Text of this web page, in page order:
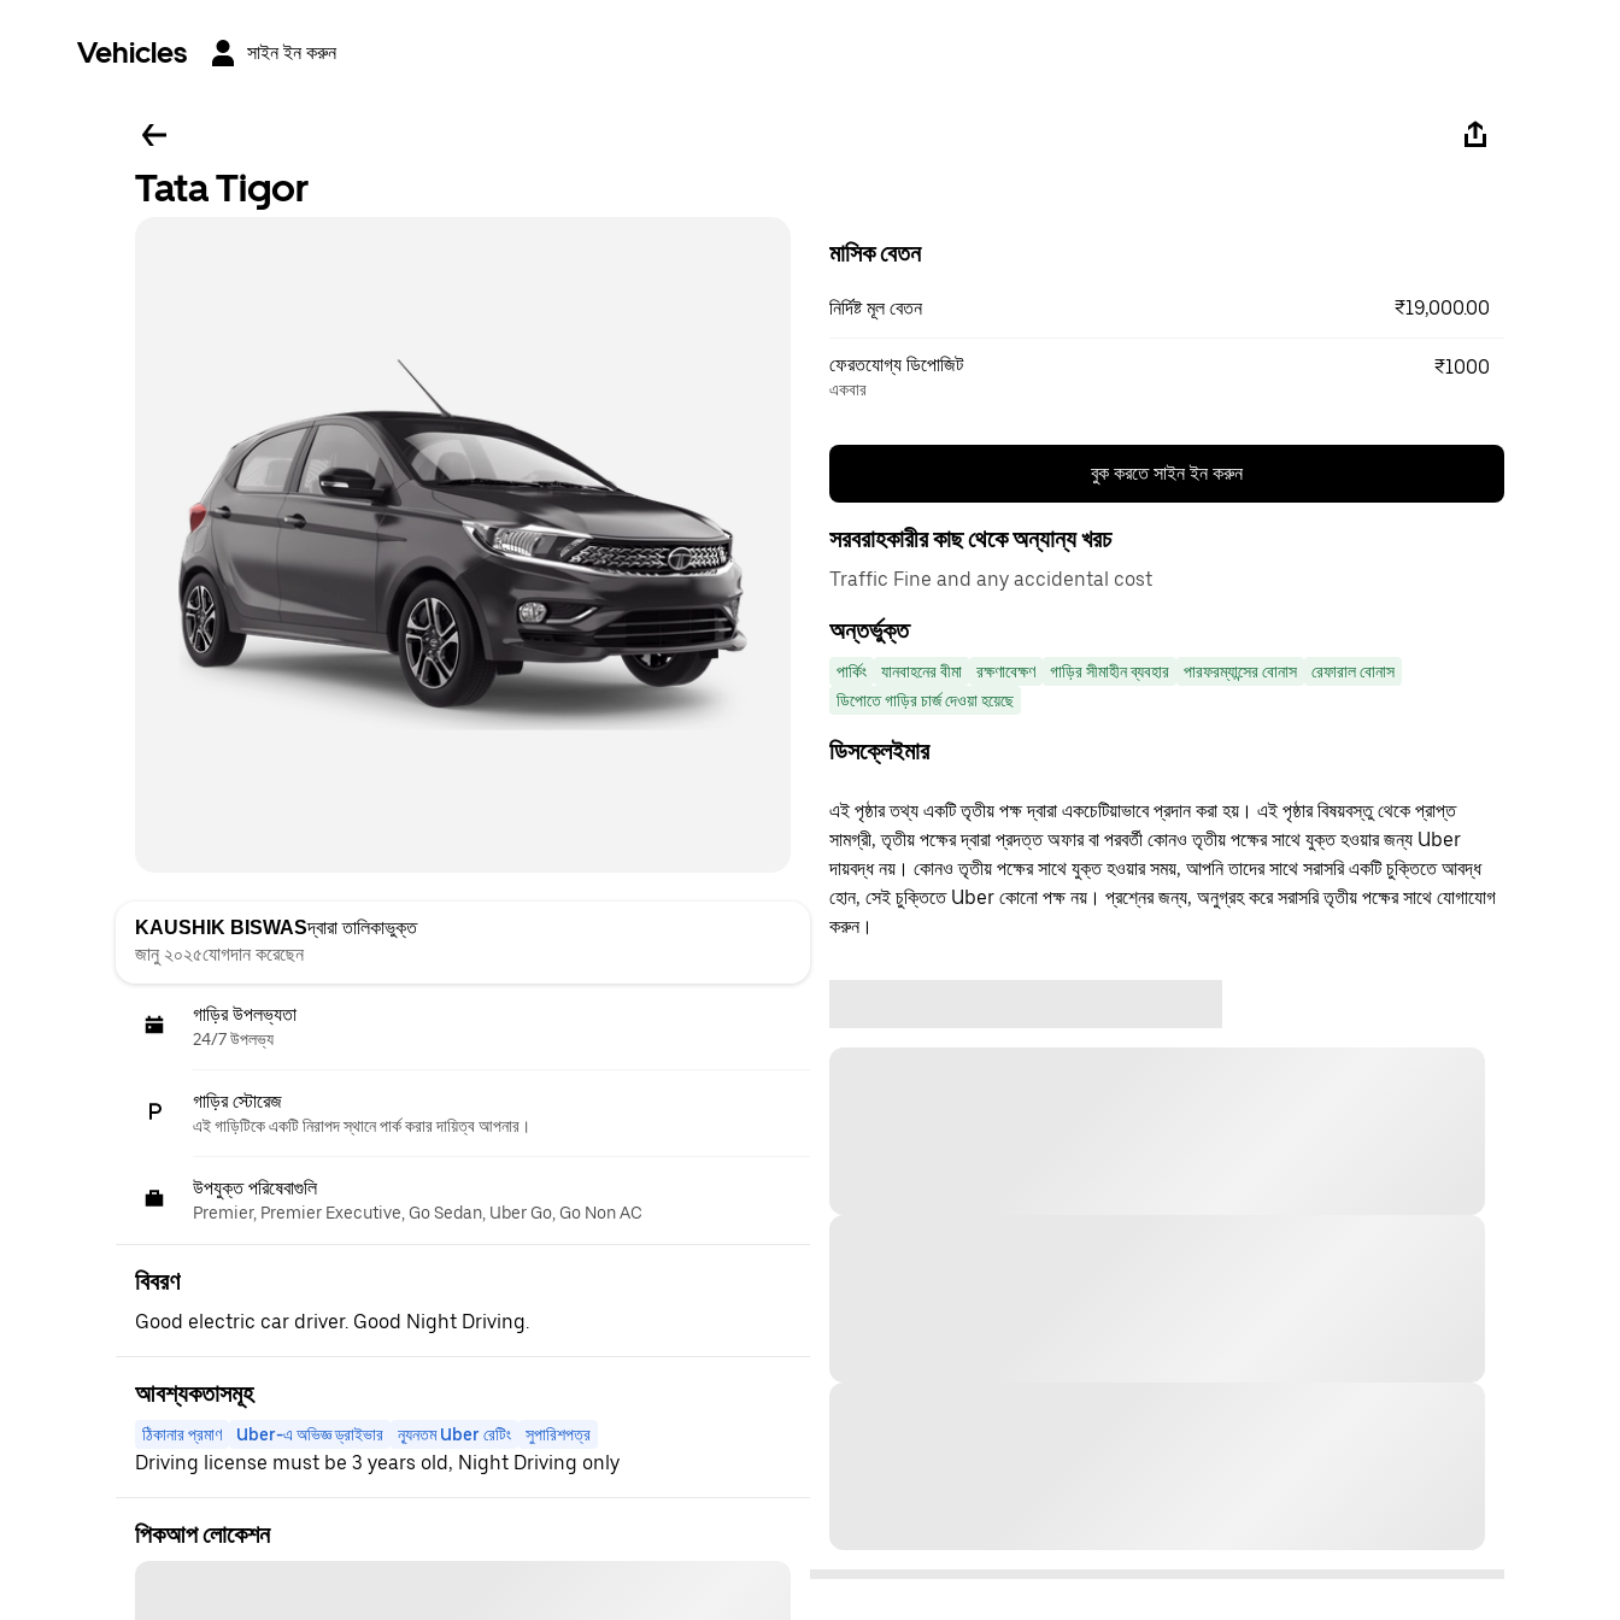
Vehicles সাইন ইন করুন
Tata Tigor
KAUSHIK BISWASদ্বারা তালিকাভুক্ত
জানু ২০২৫যোগদান করেছেন
গাড়ির উপলভ্যতা
24/7 উপলভ্য
গাড়ির স্টোরেজ
এই গাড়িটিকে একটি নিরাপদ স্থানে পার্ক করার দায়িত্ব আপনার।
উপযুক্ত পরিষেবাগুলি
Premier, Premier Executive, Go Sedan, Uber Go, Go Non AC
বিবরণ
Good electric car driver. Good Night Driving.
আবশ্যকতাসমূহ
ঠিকানার প্রমাণ Uber-এ অভিজ্ঞ ড্রাইভার ন্যূনতম Uber রেটিং সুপারিশপত্র
Driving license must be 3 years old, Night Driving only
পিকআপ লোকেশন
মাসিক বেতন
নির্দিষ্ট মূল বেতন ₹19,000.00
ফেরতযোগ্য ডিপোজিট
একবার
₹1000
বুক করতে সাইন ইন করুন
সরবরাহকারীর কাছ থেকে অন্যান্য খরচ
Traffic Fine and any accidental cost
অন্তর্ভুক্ত
পার্কিং যানবাহনের বীমা রক্ষণাবেক্ষণ গাড়ির সীমাহীন ব্যবহার পারফরম্যান্সের বোনাস
রেফারাল বোনাস
ডিপোতে গাড়ির চার্জ দেওয়া হয়েছে
ডিসক্লেইমার
এই পৃষ্ঠার তথ্য একটি তৃতীয় পক্ষ দ্বারা একচেটিয়াভাবে প্রদান করা হয়। এই পৃষ্ঠার বিষয়বস্তু থেকে প্রাপ্ত
সামগ্রী, তৃতীয় পক্ষের দ্বারা প্রদত্ত অফার বা পরবর্তী কোনও তৃতীয় পক্ষের সাথে যুক্ত হওয়ার জন্য Uber
দায়বদ্ধ নয়। কোনও তৃতীয় পক্ষের সাথে যুক্ত হওয়ার সময়, আপনি তাদের সাথে সরাসরি একটি চুক্তিতে আবদ্ধ
হোন, সেই চুক্তিতে Uber কোনো পক্ষ নয়। প্রশ্নের জন্য, অনুগ্রহ করে সরাসরি তৃতীয় পক্ষের সাথে যোগাযোগ
করুন।